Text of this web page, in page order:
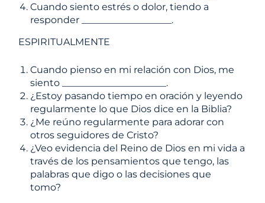
Cuando siento estrés o dolor, tiendo a
responder ___________________.
ESPIRITUALMENTE
Cuando pienso en mi relación con Dios, me
siento ______________________.
¿Estoy pasando tiempo en oración y leyendo
regularmente lo que Dios dice en la Biblia?
¿Me reúno regularmente para adorar con
otros seguidores de Cristo?
¿Veo evidencia del Reino de Dios en mi vida a
través de los pensamientos que tengo, las
palabras que digo o las decisiones que
tomo?